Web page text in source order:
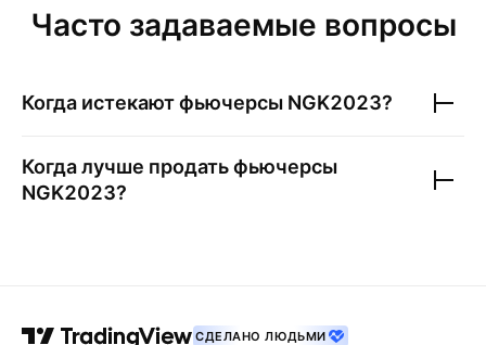
Часто задаваемые вопросы
Когда истекают фьючерсы NGK2023?
Когда лучше продать фьючерсы
NGK2023?
СДЕЛАНО ЛЮДЬМИ